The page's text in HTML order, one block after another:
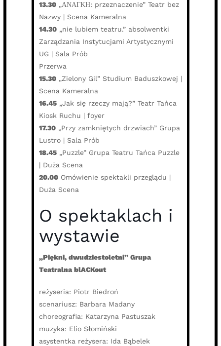
13.30 „ΑΝАΓΚΗ: przeznaczenie” Teatr bez
Nazwy | Scena Kameralna
14.30 „nie lubiem teatru.” absolwentki
Zarządzania Instytucjami Artystycznymi
UG | Sala Prób
Przerwa
15.30 „Zielony Gil” Studium Baduszkowej |
Scena Kameralna
16.45 „Jak się rzeczy mają?” Teatr Tańca
Kiosk Ruchu | foyer
17.30 „Przy zamkniętych drzwiach” Grupa
Lustro | Sala Prób
18.45 „Puzzle” Grupa Teatru Tańca Puzzle
| Duża Scena
20.00 Omówienie spektakli przeglądu |
Duża Scena
O spektaklach i
wystawie
„Piękni, dwudziestoletni” Grupa
Teatralna blACKout
reżyseria: Piotr Biedroń
scenariusz: Barbara Madany
choreografia: Katarzyna Pastuszak
muzyka: Elio Słomiński
asystentka reżysera: Ida Bąbelek